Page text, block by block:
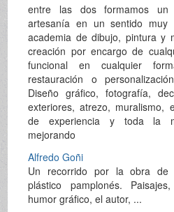
entre las dos formamos
artesanía en un sentido muy
academia de dibujo, pintura y
creación por encargo de
funcional en cualquier
restauración o
Diseño gráfico, fotografía,
exteriores, atrezo, muralismo,
de experiencia y toda la
mejorando
Alfredo Goñi
Un recorrido por la obra de
plástico pamplonés.
humor gráfico, el autor, ...